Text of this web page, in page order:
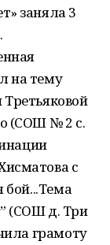
заняла 3
на тему
(СОШ № 2 с.
с
бой...Тема
(СОШ д. Три
грамоту